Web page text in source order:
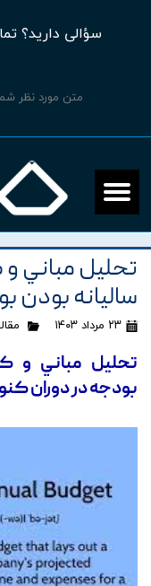
سؤالی دارید؟ تماس
تحليل مباني
ساليانه بودن
۲۳ مرداد ۱۴۰۳
تحليل مباني و
بودجه در دوران